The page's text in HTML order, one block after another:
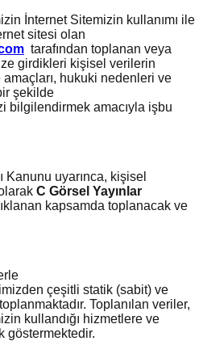
İnternet Sitemizin kullanımı ile
sitesi olan
tarafından toplanan veya
girdikleri kişisel verilerin
hukuki nedenleri ve
şekilde
bilgilendirmek amacıyla işbu
Kanunu uyarınca, kişisel
C Görsel Yayınlar
kapsamda toplanacak ve
çeşitli statik (sabit) ve
Toplanılan veriler,
kullandığı hizmetlere ve
göstermektedir.